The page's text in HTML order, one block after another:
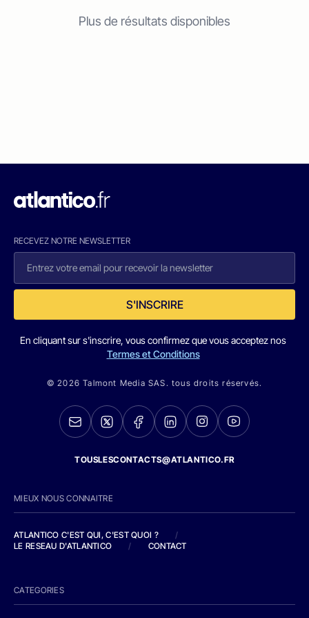
Plus de résultats disponibles
RECEVEZ NOTRE NEWSLETTER
S'INSCRIRE
En cliquant sur s'inscrire, vous confirmez que vous acceptez nos
Termes et Conditions
© 2026 Talmont Media SAS. tous droits réservés.
TOUSLESCONTACTS@ATLANTICO.FR
MIEUX NOUS CONNAITRE
ATLANTICO C'EST QUI, C'EST QUOI ?
/
LE RESEAU D'ATLANTICO
/ CONTACT
CATEGORIES